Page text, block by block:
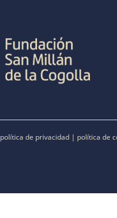
política de privacidad | política de